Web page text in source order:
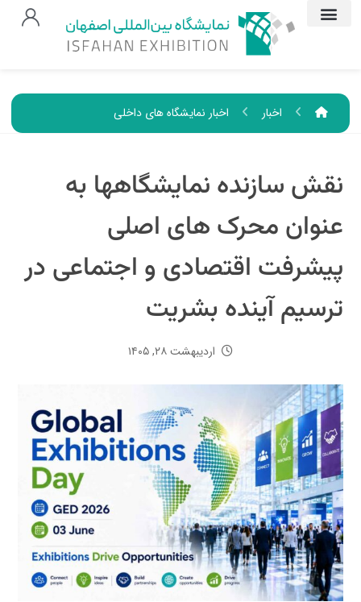
اخبار اخبار نمایشگاه های داخلی
نقش سازنده نمایشگاهها به
عنوان محرک های اصلی
پیشرفت اقتصادی و اجتماعی در
ترسیم آینده بشریت
اردیبهشت ۲۸, ۱۴۰۵